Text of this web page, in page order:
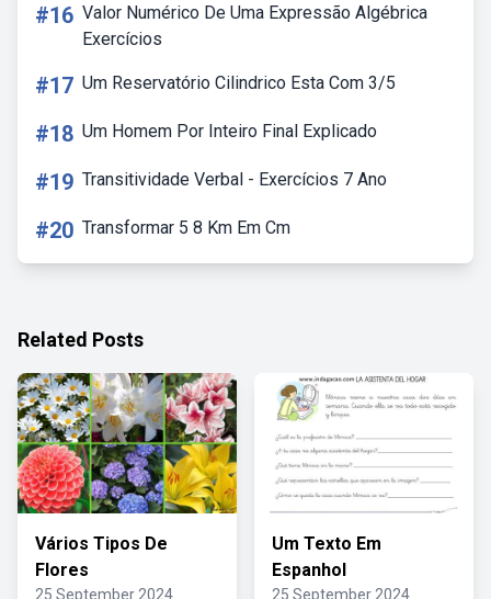
#16 Valor Numérico De Uma Expressão Algébrica
Exercícios
#17 Um Reservatório Cilindrico Esta Com 3/5
#18 Um Homem Por Inteiro Final Explicado
#19 Transitividade Verbal - Exercícios 7 Ano
#20 Transformar 5 8 Km Em Cm
Related Posts
Vários Tipos De
Flores
25 September 2024
Um Texto Em
Espanhol
25 September 2024